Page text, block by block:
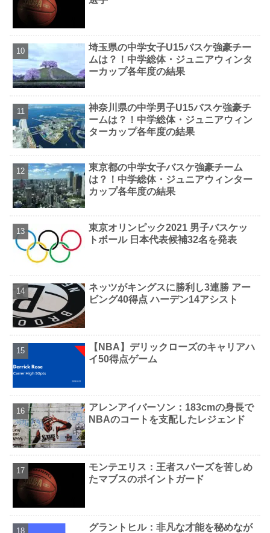
埼玉県の中学女子U15バスケ強豪チー
ムは？！中学総体・ジュニアウィンタ
ーカップ各年度の結果
神奈川県の中学男子U15バスケ強豪チ
ームは？！中学総体・ジュニアウィン
ターカップ各年度の結果
東京都の中学女子バスケ強豪チーム
は？！中学総体・ジュニアウィンター
カップ各年度の結果
東京オリンピック2021 男子バスケッ
トボール 日本代表候補32名を発表
ネッツがキングスに勝利し3連勝 アー
ビング40得点 ハーデン14アシスト
【NBA】デリックローズのキャリアハ
イ50得点ゲーム
アレンアイバーソン：183cmの身長で
NBAのコートを支配したレジェンド
モンテエリス：王者スパーズを苦しめ
たマブスのポイントガード
グラントヒル：非凡な才能を秘めなが